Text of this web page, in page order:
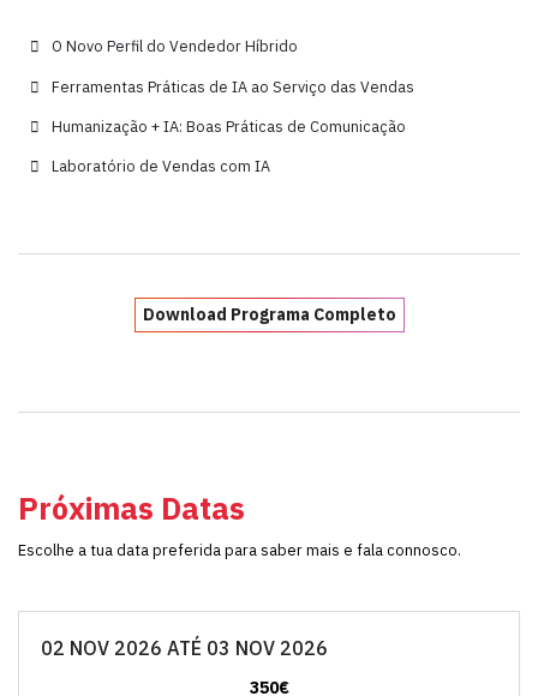
O Novo Perfil do Vendedor Híbrido
Ferramentas Práticas de IA ao Serviço das Vendas
Humanização + IA: Boas Práticas de Comunicação
Laboratório de Vendas com IA
Download Programa Completo
Próximas Datas
Escolhe a tua data preferida para saber mais e fala connosco.
02 NOV 2026 ATÉ 03 NOV 2026
350€